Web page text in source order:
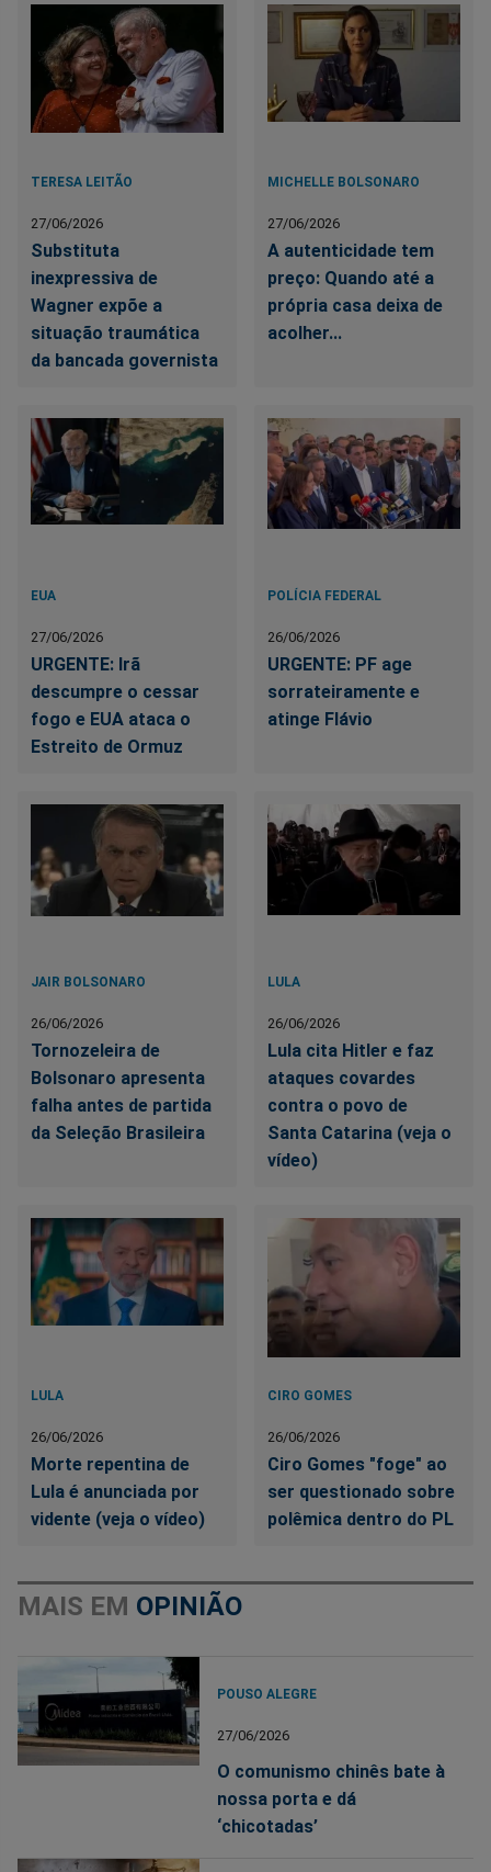
TERESA LEITÃO
27/06/2026
Substituta
inexpressiva de
Wagner expõe a
situação traumática
da bancada governista
MICHELLE BOLSONARO
27/06/2026
A autenticidade tem
preço: Quando até a
própria casa deixa de
acolher...
EUA
27/06/2026
URGENTE: Irã
descumpre o cessar
fogo e EUA ataca o
Estreito de Ormuz
POLÍCIA FEDERAL
26/06/2026
URGENTE: PF age
sorrateiramente e
atinge Flávio
JAIR BOLSONARO
26/06/2026
Tornozeleira de
Bolsonaro apresenta
falha antes de partida
da Seleção Brasileira
LULA
26/06/2026
Lula cita Hitler e faz
ataques covardes
contra o povo de
Santa Catarina (veja o
vídeo)
LULA
26/06/2026
Morte repentina de
Lula é anunciada por
vidente (veja o vídeo)
CIRO GOMES
26/06/2026
Ciro Gomes "foge" ao
ser questionado sobre
polêmica dentro do PL
MAIS EM OPINIÃO
POUSO ALEGRE
27/06/2026
O comunismo chinês bate à
nossa porta e dá
‘chicotadas’